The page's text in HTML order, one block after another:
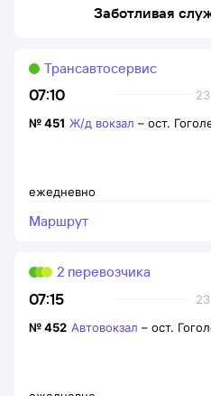
Заботливая
07:10
Трансавтосервис
ежедневно
№451 Ж/д вокзал – ост.
Маршрут
07:15
2 перевозчика
№452 Автовокзал – ост.